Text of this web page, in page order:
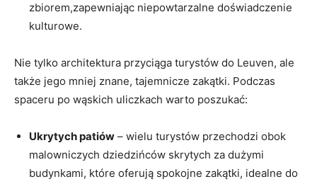
zbiorem,zapewniając niepowtarzalne​ doświadczenie
kulturowe.
Nie tylko architektura ‍przyciąga turystów do Leuven, ale​
także ‌jego mniej znane,⁢ tajemnicze zakątki. Podczas
spaceru po wąskich ‌uliczkach warto poszukać:
Ukrytych patiów – wielu turystów ⁤przechodzi obok
malowniczych dziedzińców​ skrytych za dużymi
budynkami, które oferują spokojne zakątki, idealne do